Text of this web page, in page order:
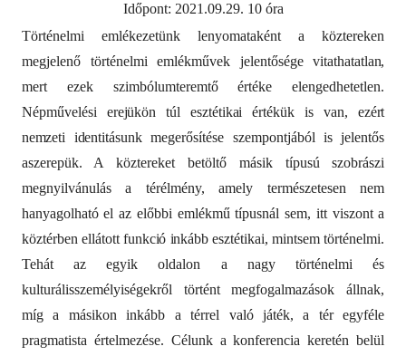
Időpont: 2021.09.29. 10 óra
Történelmi emlékezetünk lenyomataként a köztereken
megjelenő történelmi emlékművekjelentősége vitathatatlan,
mert ezek szimbólumteremtő értéke elengedhetetlen.
Népművelési erejükön túl esztétikai értékük is van,
ezért
nemzeti
identitásunkmegerősítése szempontjából is jelentős
aszerepük. A köztereket betöltő másik típusú szobrászi
megnyilvánulás a térélmény, amely természetesen nem
hanyagolható el az előbbi emlékmű típusnál sem, itt viszont a
köztérben ellátott funkció inkább esztétikai, mintsem történelmi.
Tehát az egyik oldalon a nagy történelmi és
kulturálisszemélyiségekről történt megfogalmazások állnak,
míg a másikon inkább a térrel való játék, a tér egyféle
pragmatista értelmezése. Célunk a konferencia keretén belül